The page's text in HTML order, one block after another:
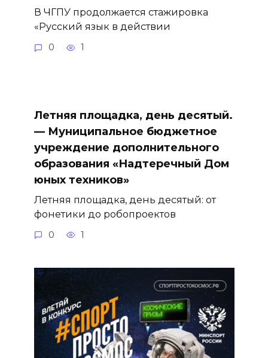
В ЧГПУ продолжается стажировка
«Русский язык в действии
0 1
Летняя площадка, день десятый.
— Муниципальное бюджетное
учреждение дополнительного
образования «Надтеречный Дом
юных техников»
Летняя площадка, день десятый: от
фонетики до робопроектов
0 1